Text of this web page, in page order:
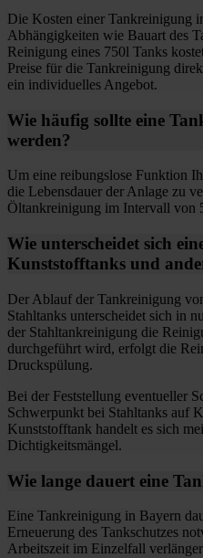
Die Kosten einer Tankreinigung
Abhängigkeiten wie Bauart des
Reinigung eines 750l Tanks
Preise für die Tankreinigung
ein individuelles Angebot.
Wie häufig sollte eine
werden?
Um eine reibungslose Funktion
die Lebensdauer der Anlage zu
Öltankreinigung im Intervall von
Wie unterscheidet sich
Kunststofftanks und
Der Ablauf der Tankreinigung
Stahltanks unterscheidet sich in
der Stahltankreinigung die
durchgeführt wird, erfolgt die
Druckspülung.
Bei der Feststellung eventueller
Schwerpunkt bei Stahltanks auf
Kunststofftank handelt es sich
Dichtigkeitsmängel.
Wie lange dauert eine
Eine Tankreinigung in Bayern
Erneuerung des Tankschutzes
Arbeitszeit im Einzelfall